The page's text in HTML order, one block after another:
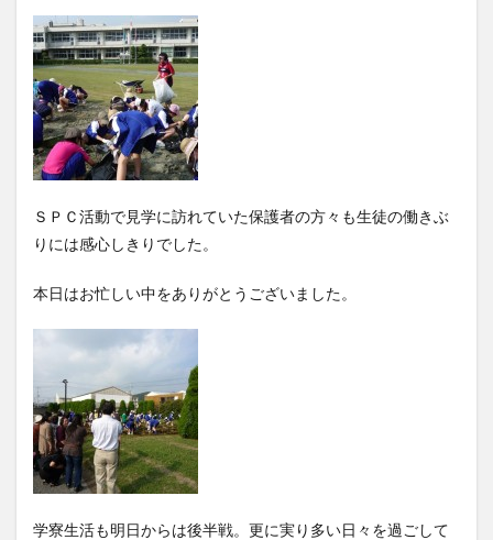
ＳＰＣ活動で見学に訪れていた保護者の方々も生徒の働きぶ
りには感心しきりでした。
本日はお忙しい中をありがとうございました。
学寮生活も明日からは後半戦。更に実り多い日々を過ごして